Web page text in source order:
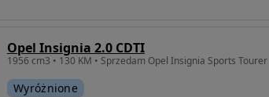
Opel Insignia 2.0 CDTI
1956 cm3 • 130 KM • Sprzedam Opel Insignia Sports Tourer
Wyróżnione